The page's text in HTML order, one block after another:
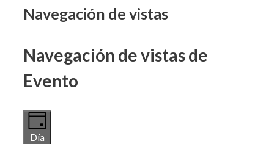
Eventos
7
octubre,
Navegación de vistas
Navegación de vistas de
Evento
Día